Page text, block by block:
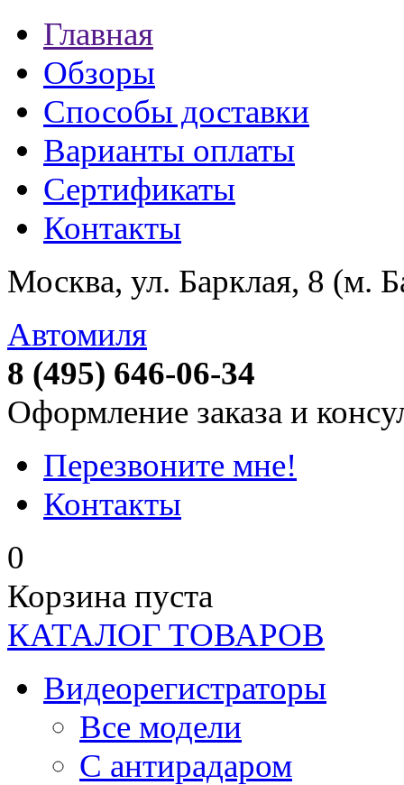
Главная
Обзоры
Способы доставки
Варианты оплаты
Сертификаты
Контакты
Москва, ул. Барклая, 8 (м.
Автомиля
8 (495) 646-06-34
Оформление заказа и
Перезвоните мне!
Контакты
0
Корзина пуста
КАТАЛОГ ТОВАРОВ
Видеорегистраторы
Все модели
C антирадаром